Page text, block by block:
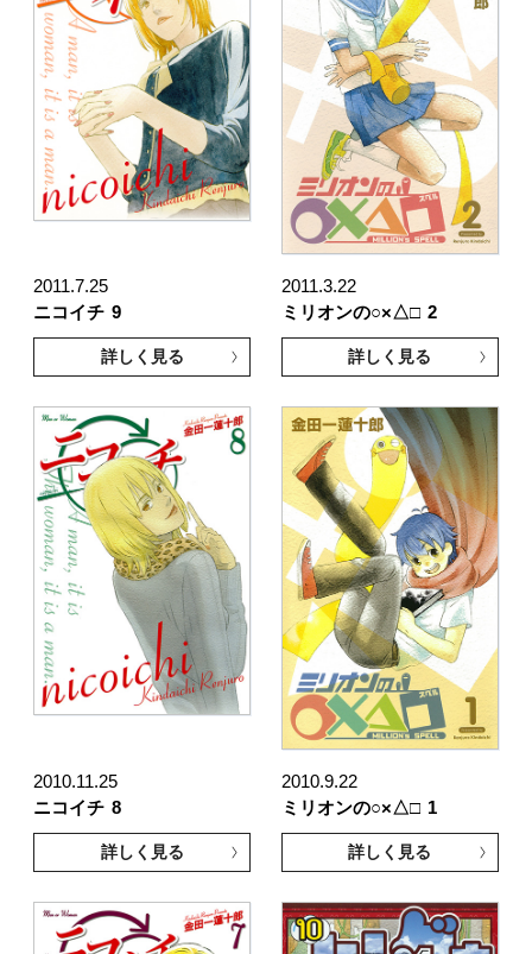
2011.7.25
ニコイチ 9
詳しく見る
2011.3.22
ミリオンの○×△□ 2
詳しく見る
2010.11.25
ニコイチ 8
詳しく見る
2010.9.22
ミリオンの○×△□ 1
詳しく見る